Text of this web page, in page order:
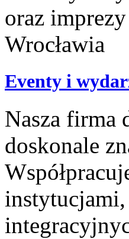
Eventy i
Nasza firma
doskonale
instytucjami,